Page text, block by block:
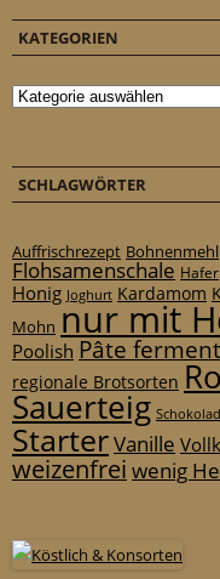
KATEGORIEN
Kategorien
SCHLAGWÖRTER
Auffrischrezept Bohnenmehl
Flohsamenschale Hafer
Honig Joghurt Kardamom
Mohn nur mit
Poolish Pâte
regionale Brotsorten
Sauerteig
StarterVanille
weizenfrei wenig